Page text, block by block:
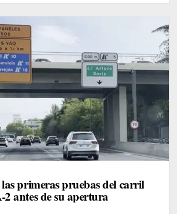
primeras pruebas del carril
antes de su apertura